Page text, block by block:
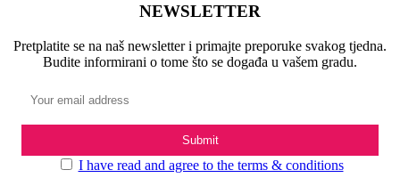
NEWSLETTER
Pretplatite se na naš newsletter i primajte preporuke svakog tjedna.
Budite informirani o tome što se događa u vašem gradu.
I have read and agree to the terms & conditions